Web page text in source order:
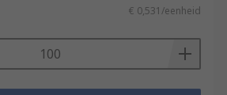
€ 0,531/eenheid